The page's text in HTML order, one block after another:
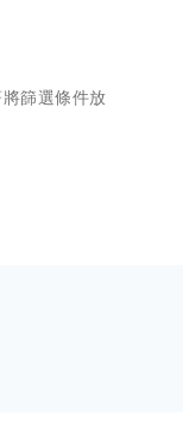
篩選條件放